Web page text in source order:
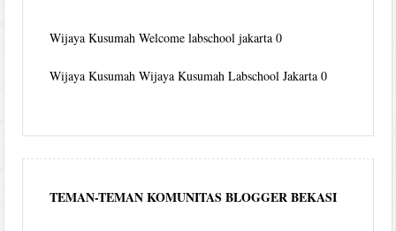
Wijaya Kusumah Welcome labschool jakarta 0
Wijaya Kusumah Wijaya Kusumah Labschool Jakarta 0
TEMAN-TEMAN KOMUNITAS BLOGGER BEKASI